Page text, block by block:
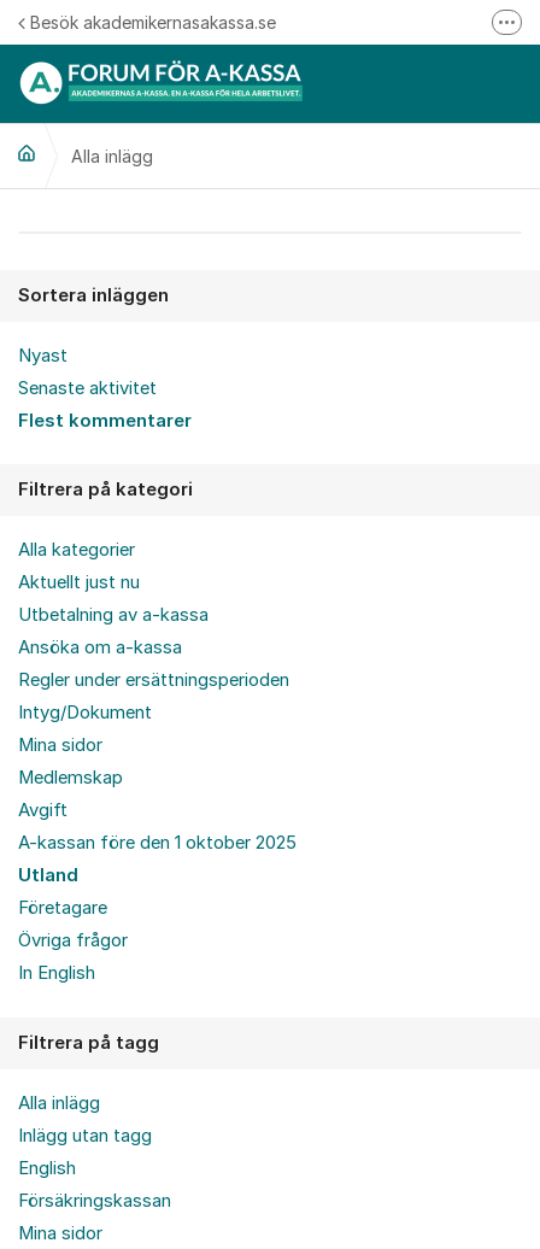
Hoppa till innehåll
Besök akademikernasakassa.se
Alla inlägg
Sortera inläggen
Nyast
Senaste aktivitet
Flest kommentarer
Filtrera på kategori
Alla kategorier
Aktuellt just nu
Utbetalning av a-kassa
Ansöka om a-kassa
Regler under ersättningsperioden
Intyg/Dokument
Mina sidor
Medlemskap
Avgift
A-kassan före den 1 oktober 2025
Utland
Företagare
Övriga frågor
In English
Filtrera på tagg
Alla inlägg
Inlägg utan tagg
English
Försäkringskassan
Mina sidor